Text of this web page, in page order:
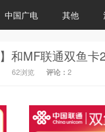
中国广电 其他
62浏览 评论： 2